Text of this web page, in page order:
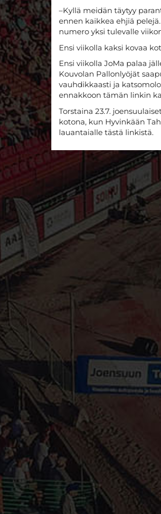
–Kyllä meidän täytyy
ennen kaikkea ehjiä
numero yksi tulevalle
Ensi viikolla kaksi kovaa
Ensi viikolla JoMa palaa
Kouvolan Pallonlyöjät
vauhdikkaasti ja
ennakkoon tämän linkin
Torstaina 23.7.
kotona, kun Hyvinkään
lauantaialle tästä linkistä.